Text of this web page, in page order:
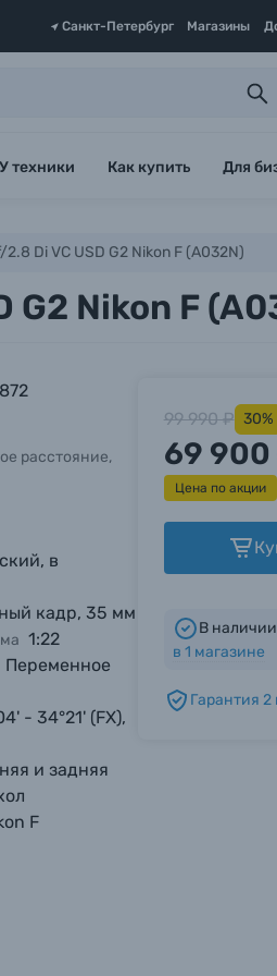
Санкт-Петербург Магазины
техники Как купить Для
Di VC USD G2 Nikon F (A032N)
G2 Nikon F
расстояние,
в
кадр, 35 мм
1:22
Переменное
- 34°21' (FX),
и задняя
F
99 990 ₽ 30%
69 900
Цена по акции
В наличии
в 1 магазине
Гарантия